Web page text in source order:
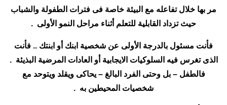
مر بها خلال تفاعله مع البيئة خاصة فى فترات الطفولة والشباب
حيث تزداد القابلية للتعلم أثناء مراحل النمو الأولى .
فأنت مسئول بالدرجة الأولى عن شخصية ابنك أو ابنتك .. فأنت
الذى تغرس فيه السلوكيات الايجابية أو العادات المرضية البذيئة .
فالطفل – بل وحتى الفرد البالغ – يحاكى ويقلد ويتوحد مع
شخصيات المحيطين به .